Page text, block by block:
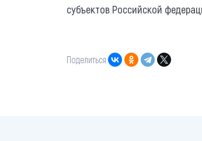
субъектов Российской
Поделиться: